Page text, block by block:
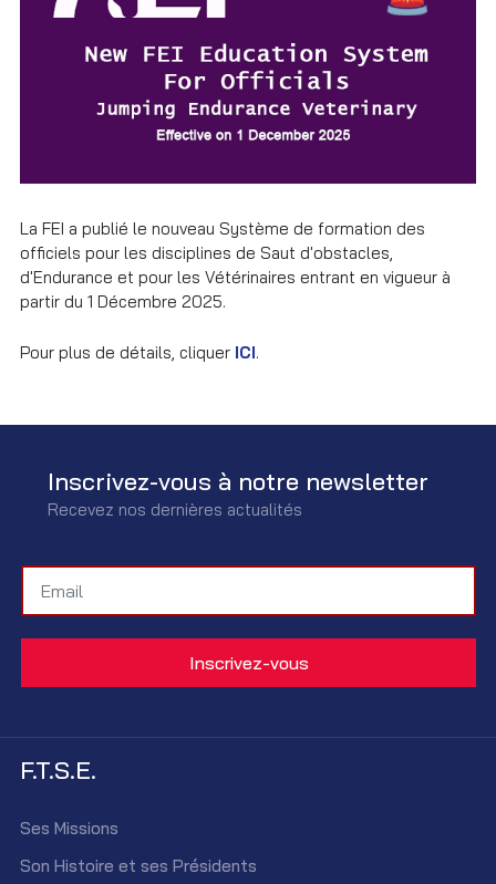
La FEI a publié le nouveau Système de formation des
officiels pour les disciplines de Saut d'obstacles,
d'Endurance et pour les Vétérinaires entrant en vigueur à
partir du 1 Décembre 2025.
Pour plus de détails, cliquer ICI.
Inscrivez-vous à notre newsletter
Recevez nos dernières actualités
F.T.S.E.
Ses Missions
Son Histoire et ses Présidents